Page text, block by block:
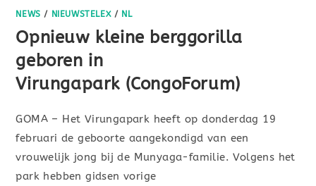
NEWS / NIEUWSTELEX/ NL
Opnieuw kleine berggorilla
geboren in
Virungapark (CongoForum)
GOMA – Het Virungapark heeft op donderdag 19
februari de geboorte aangekondigd van een
vrouwelijk jong bij de Munyaga-familie. Volgens het
park hebben gidsen vorige